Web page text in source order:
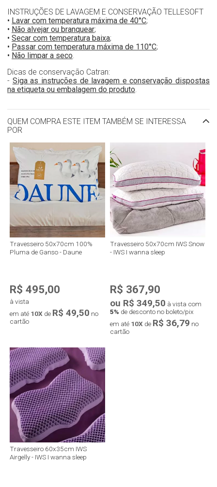
INSTRUÇÕES DE LAVAGEM E CONSERVAÇÃO TELLESOFT
• Lavar com temperatura máxima de 40°C;
• Não alvejar ou branquear;
• Secar com temperatura baixa;
• Passar com temperatura máxima de 110°C;
• Não limpar a seco
Dicas de conservação Catran:
- Siga as instruções de lavagem e conservação dispostas
na etiqueta ou embalagem do produto
QUEM COMPRA ESTE ITEM TAMBÉM SE INTERESSA
POR
Travesseiro 50x70cm 100%
Pluma de Ganso - Daune
R$ 495,00
à vista
em até 10X de R$ 49,50 no
cartão
Travesseiro 50x70cm IWS Snow
- IWS I wanna sleep
R$ 367,90
ou R$ 349,50 à vista com
5% de desconto no boleto/pix
em até 10X de R$ 36,79 no
cartão
Travesseiro 60x35cm IWS
Airgelly - IWS I wanna sleep